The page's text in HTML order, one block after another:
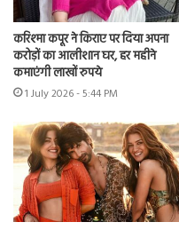
करिश्मा कपूर ने किराए पर दिया अपना
करोड़ों का आलीशान घर, हर महीने
कमाएंगी लाखों रुपये
1 July 2026 - 5:44 PM